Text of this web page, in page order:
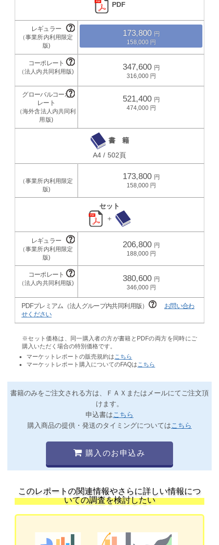
PDF
173,800
158,000
347,600
316,000
521,400
474,000
書 籍
A4 / 502頁
173,800
158,000
セット
＋
206,800
188,000
380,600
346,000
PDFプレミアム（法人グループ内共同利用版）
お問い合わ
せください
※セット価格は、同一購入者の方が書籍とPDFの両方を同時にご
購入いただく場合の特別価格です。
マーケットレポートの販売規約は こちら
マーケットレポート購入についてのFAQは こちら
書籍のみをご注文される方は、ＦＡＸまたはメールにてご注文頂
けます。
申込書はこちら
購入商品の提供・発送のタイミングについてはこちら
購入のお申込み
このレポートの関連情報やさらに詳しい情報につ
いての調査を検討したい